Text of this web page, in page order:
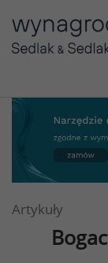
Artykuły